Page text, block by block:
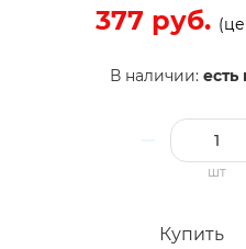
377 руб.
В наличии: есть
шт
Купить